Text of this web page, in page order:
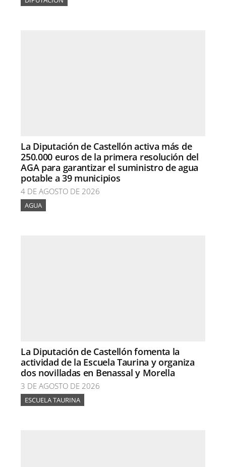
La Diputación de Castellón activa más de
250.000 euros de la primera resolución del
AGA para garantizar el suministro de agua
potable a 39 municipios
4 DE AGOSTO DE 2026
AGUA
La Diputación de Castellón fomenta la
actividad de la Escuela Taurina y organiza
dos novilladas en Benassal y Morella
3 DE AGOSTO DE 2026
ESCUELA TAURINA